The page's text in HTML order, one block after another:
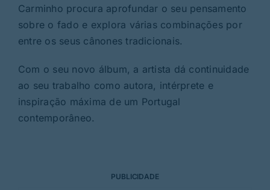
Carminho procura aprofundar o seu pensamento
sobre o fado e explora várias combinações por
entre os seus cânones tradicionais.
Com o seu novo álbum, a artista dá continuidade
ao seu trabalho como autora, intérprete e
inspiração máxima de um Portugal
contemporâneo.
PUBLICIDADE